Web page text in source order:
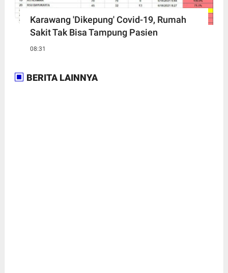
Karawang 'Dikepung' Covid-19, Rumah
Sakit Tak Bisa Tampung Pasien
08:31
BERITA LAINNYA